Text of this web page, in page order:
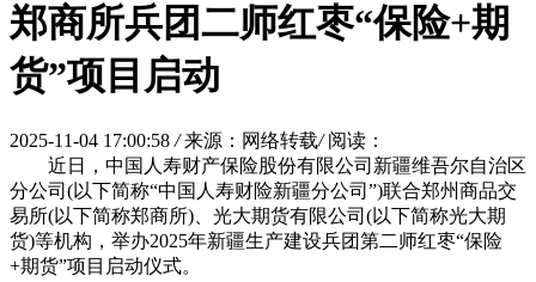
郑商所兵团二师红枣“保险+期
货”项目启动
2025-11-04 17:00:58 / 来源：网络转载/ 阅读：
近日，中国人寿财产保险股份有限公司新疆维吾尔自治区
分公司(以下简称“中国人寿财险新疆分公司”)联合郑州商品交
易所(以下简称郑商所)、光大期货有限公司(以下简称光大期
货)等机构，举办2025年新疆生产建设兵团第二师红枣“保险
+期货”项目启动仪式。